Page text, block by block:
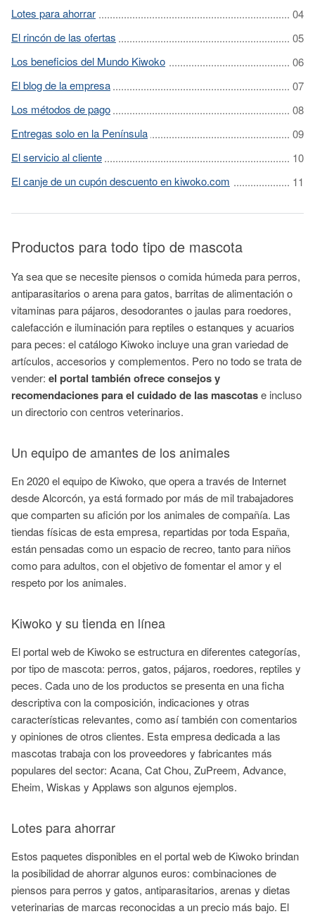
Lotes para ahorrar
El rincón de las ofertas
Los beneficios del Mundo Kiwoko
El blog de la empresa
Los métodos de pago
Entregas solo en la Península
El servicio al cliente
El canje de un cupón descuento en kiwoko.com
Productos para todo tipo de mascota
Ya sea que se necesite piensos o comida húmeda para perros,
antiparasitarios o arena para gatos, barritas de alimentación o
vitaminas para pájaros, desodorantes o jaulas para roedores,
calefacción e iluminación para reptiles o estanques y acuarios
para peces: el catálogo Kiwoko incluye una gran variedad de
artículos, accesorios y complementos. Pero no todo se trata de
vender: el portal también ofrece consejos y
recomendaciones para el cuidado de las mascotase incluso
un directorio con centros veterinarios.
Un equipo de amantes de los animales
En 2020 el equipo de Kiwoko, que opera a través de Internet
desde Alcorcón, ya está formado por más de mil trabajadores
que comparten su afición por los animales de compañía. Las
tiendas físicas de esta empresa, repartidas por toda España,
están pensadas como un espacio de recreo, tanto para niños
como para adultos, con el objetivo de fomentar el amor y el
respeto por los animales.
Kiwoko y su tienda en línea
El portal web de Kiwoko se estructura en diferentes categorías,
por tipo de mascota: perros, gatos, pájaros, roedores, reptiles y
peces. Cada uno de los productos se presenta en una ficha
descriptiva con la composición, indicaciones y otras
características relevantes, como así también con comentarios
y opiniones de otros clientes. Esta empresa dedicada a las
mascotas trabaja con los proveedores y fabricantes más
populares del sector: Acana, Cat Chou, ZuPreem, Advance,
Eheim, Wiskas y Applaws son algunos ejemplos.
Lotes para ahorrar
Estos paquetes disponibles en el portal web de Kiwoko brindan
la posibilidad de ahorrar algunos euros: combinaciones de
piensos para perros y gatos, antiparasitarios, arenas y dietas
veterinarias de marcas reconocidas a un precio más bajo. El